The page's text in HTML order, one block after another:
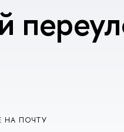
НА ПОЧТУ